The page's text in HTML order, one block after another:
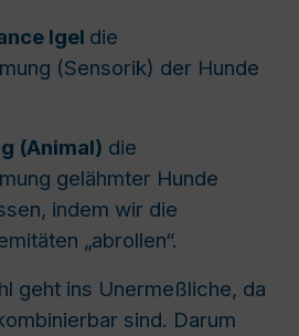
Igel die
(Sensorik) der Hunde
(Animal) die
gelähmter Hunde
indem wir die
„abrollen“.
geht ins Unermeßliche, da
sind. Darum